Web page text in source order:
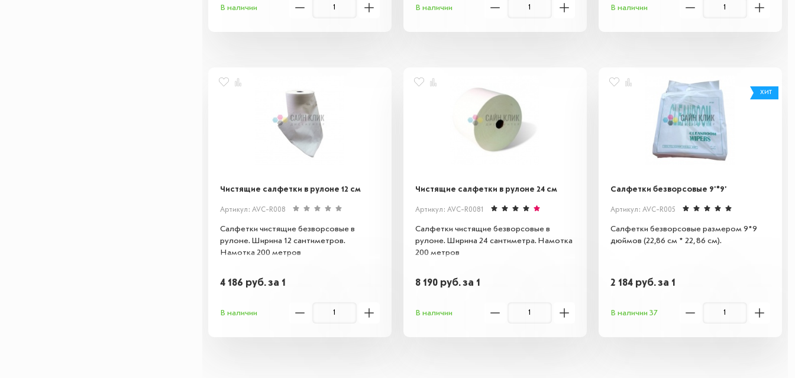
В наличии В наличии В наличии
Чистящие салфетки в рулоне 12 см
Артикул: AVC-R008
Салфетки чистящие безворсовые в
рулоне. Ширина 12 сантиметров.
Намотка 200 метров
4 186 руб.за 1
В наличии
Чистящие салфетки в рулоне 24 см
Артикул: AVC-R0081
Салфетки чистящие безворсовые в
рулоне. Ширина 24 сантиметра. Намотка
200 метров
8 190 руб.за 1
В наличии
ХИТ
Салфетки безворсовые 9'*9'
Артикул: AVC-R005
Салфетки безворсовые размером 9*9
дюймов (22,86 см * 22, 86 см).
2 184 руб.за 1
В наличии 37